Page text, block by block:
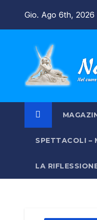
Gio. Ago 6th, 2026
SPETTACOLI –
LA